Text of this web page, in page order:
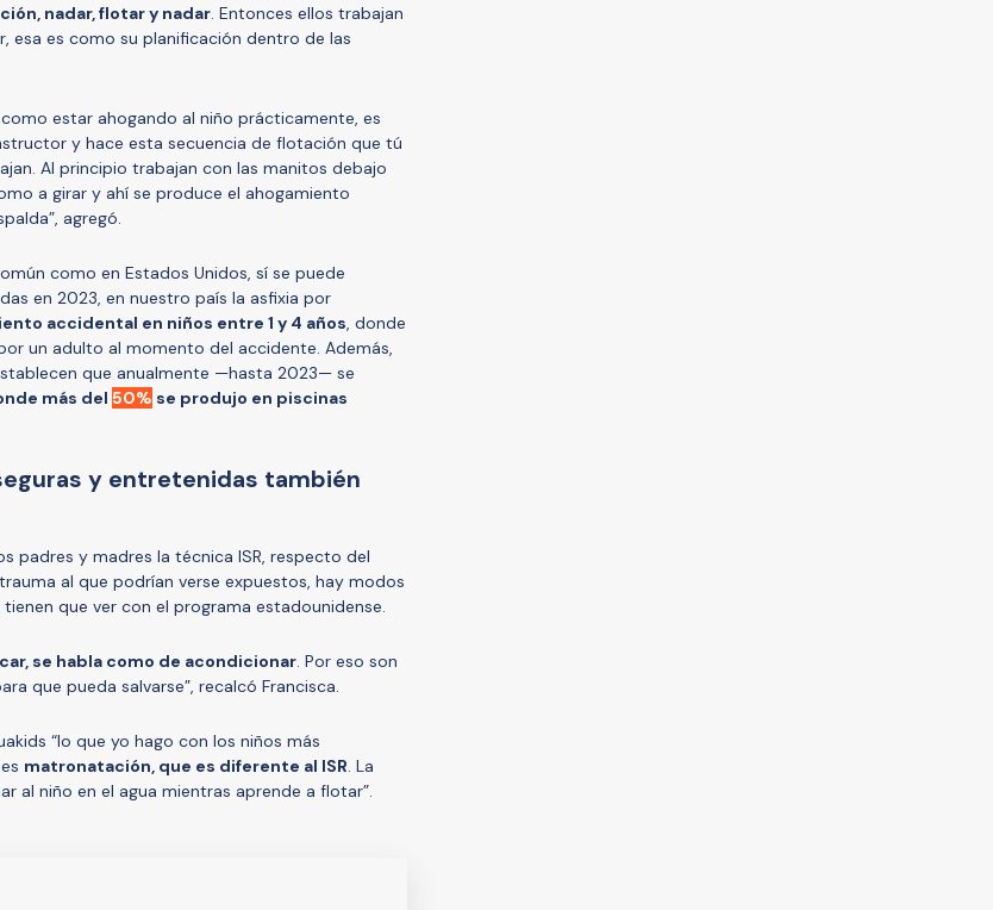
nadar, flotar y nadar. Entonces ellos trabajan
esa es como su planificación dentro de las
estar ahogando al niño prácticamente, es
y hace esta secuencia de flotación que tú
Al principio trabajan con las manitos debajo
a girar y ahí se produce el ahogamiento
agregó.
como en Estados Unidos, sí se puede
en 2023, en nuestro país la asfixia por
accidental en niños entre 1 y 4 años, donde
un adulto al momento del accidente. Además,
que anualmente —hasta 2023— se
más del 50% se produjo en piscinas
y entretenidas también
padres y madres la técnica ISR, respecto del
al que podrían verse expuestos, hay modos
que ver con el programa estadounidense.
se habla como de acondicionar. Por eso son
que pueda salvarse”, recalcó Francisca.
“lo que yo hago con los niños más
matronatación, que es diferente al ISR. La
niño en el agua mientras aprende a flotar”.